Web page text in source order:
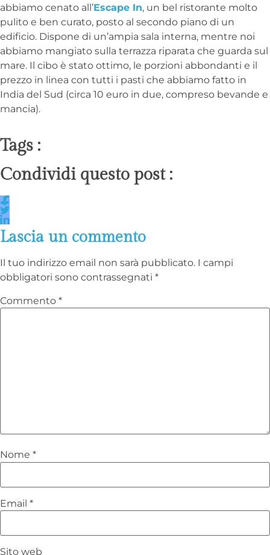
abbiamo cenato all’Escape In, un bel ristorante molto
pulito e ben curato, posto al secondo piano di un
edificio. Dispone di un’ampia sala interna, mentre noi
abbiamo mangiato sulla terrazza riparata che guarda sul
mare. Il cibo è stato ottimo, le porzioni abbondanti e il
prezzo in linea con tutti i pasti che abbiamo fatto in
India del Sud (circa 10 euro in due, compreso bevande e
mancia).
Tags :
Condividi questo post :
Lascia un commento
Il tuo indirizzo email non sarà pubblicato. I campi
obbligatori sono contrassegnati *
Commento *
Nome *
Email *
Sito web